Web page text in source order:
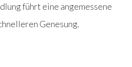
führt eine angemessene
Genesung.